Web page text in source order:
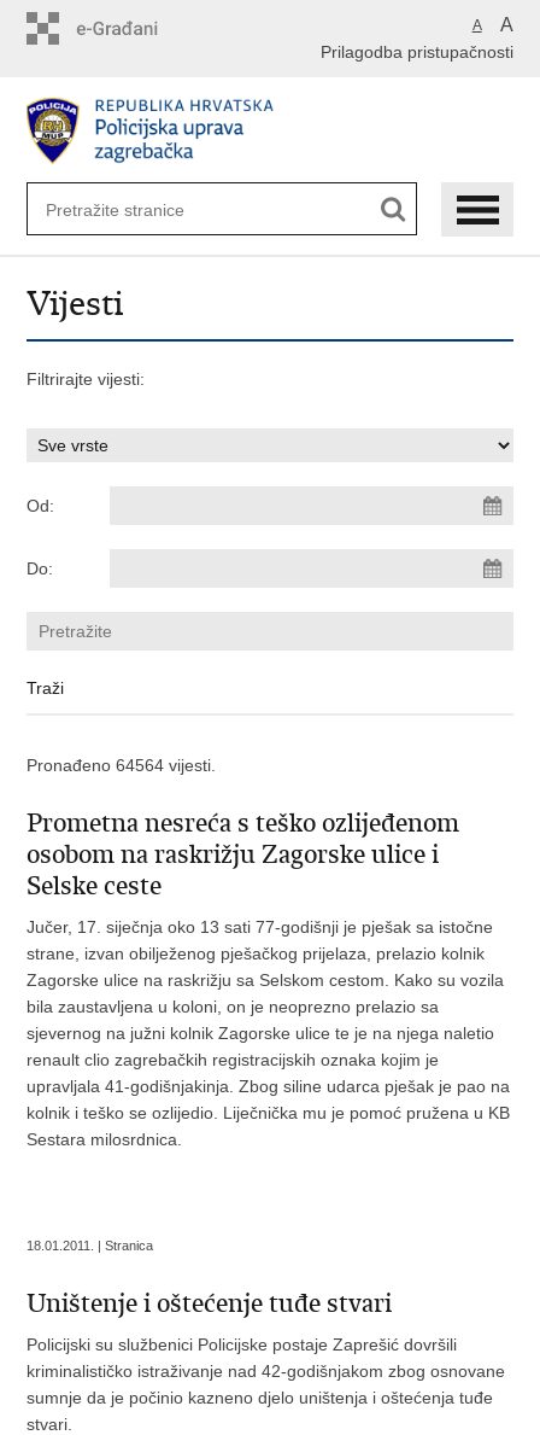
A A
Prilagodba pristupačnosti
Vijesti
Filtrirajte vijesti:
Od:
Do:
Pronađeno 64564 vijesti.
Prometna nesreća s teško ozlijeđenom
osobom na raskrižju Zagorske ulice i
Selske ceste
Jučer, 17. siječnja oko 13 sati 77-godišnji je pješak sa istočne
strane, izvan obilježenog pješačkog prijelaza, prelazio kolnik
Zagorske ulice na raskrižju sa Selskom cestom. Kako su vozila
bila zaustavljena u koloni, on je neoprezno prelazio sa
sjevernog na južni kolnik Zagorske ulice te je na njega naletio
renault clio zagrebačkih registracijskih oznaka kojim je
upravljala 41-godišnjakinja. Zbog siline udarca pješak je pao na
kolnik i teško se ozlijedio. Liječnička mu je pomoć pružena u KB
Sestara milosrdnica.
18.01.2011. | Stranica
Uništenje i oštećenje tuđe stvari
Policijski su službenici Policijske postaje Zaprešić dovršili
kriminalističko istraživanje nad 42-godišnjakom zbog osnovane
sumnje da je počinio kazneno djelo uništenja i oštećenja tuđe
stvari.